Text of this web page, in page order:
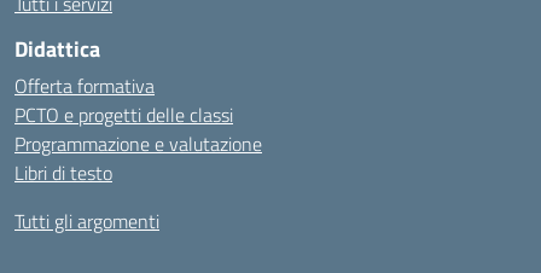
Didattica
Offerta formativa
PCTO e progetti delle classi
Programmazione e valutazione
Libri di testo
Tutti gli argomenti